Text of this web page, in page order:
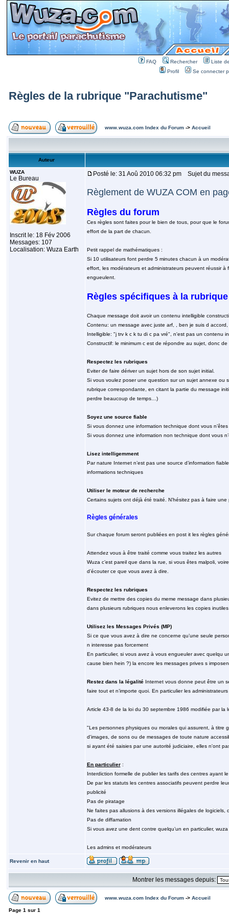
FAQ Rechercher
Liste
Profil
Se connecter
Règles de la rubrique "Parachutisme"
www.wuza.com Index du Forum-> Accueil
Auteur
WUZA
Le Bureau
Inscrit le: 18 Fév 2006
Messages: 107
Localisation: Wuza Earth
Posté le: 31 Aoû 2010 06:32 pm Sujet du
Règlement de WUZA COM en
Règles du forum
Ces règles sont faites pour le bien de tous, pour que le
effort de la part de chacun.
Petit rappel de mathématiques :
Si 10 utilisateurs font perdre 5 minutes chacun à un
effort, les modérateurs et administrateurs peuvent réussir
engueulent.
Règles spécifiques à la
Chaque message doit avoir un contenu intelligible
Contenu: un message avec juste arf, , ben je suis d
Intelligible: "j trv k c k tu di c pa vré", n'est pas un contenu
Constructif: le minimum c est de répondre au sujet, donc
Respectez les rubriques
Eviter de faire dériver un sujet hors de son sujet initial.
Si vous voulez poser une question sur un sujet annexe ou
rubrique correspondante, en citant la partie du message
perdre beaucoup de temps…)
Soyez une source fiable
Si vous donnez une information technique dont vous
Si vous donnez une information non technique dont vous
Lisez intelligemment
Par nature Internet n’est pas une source d’information
informations techniques
Utiliser le moteur de recherche
Certains sujets ont déjà été traité. N’hésitez pas à faire
Règles générales
Sur chaque forum seront publiées en post it les règles
Attendez vous à être traité comme vous traitez les autres
Wuza c’est pareil que dans la rue, si vous êtes malpoli,
d’écouter ce que vous avez à dire.
Respectez les rubriques
Evitez de mettre des copies du meme message dans
dans plusieurs rubriques nous enleverons les copies inutiles
Utilisez les Messages Privés (MP)
Si ce que vous avez à dire ne concerne qu’une seule
n interesse pas forcement
En particulier, si vous avez à vous engueuler avec quelqu
cause bien hein ?) la encore les messages prives s
Restez dans la légalité Internet vous donne peut être un
faire tout et n’importe quoi. En particulier les
Article 43-8 de la loi du 30 septembre 1986 modifiée par la
"Les personnes physiques ou morales qui assurent, à titre
d'images, de sons ou de messages de toute nature
si ayant été saisies par une autorité judiciaire, elles n'ont
En particulier:
Interdiction formelle de publier les tarifs des centres ayant
De par les statuts les centres associatifs peuvent perdre
publicité
Pas de piratage
Ne faites pas allusions à des versions illégales de logiciels,
Pas de diffamation
Si vous avez une dent contre quelqu’un en particulier,
Les admins et modérateurs
Revenir en haut
Montrer les messages depuis:
www.wuza.com Index du Forum-> Accueil
Page 1 sur 1